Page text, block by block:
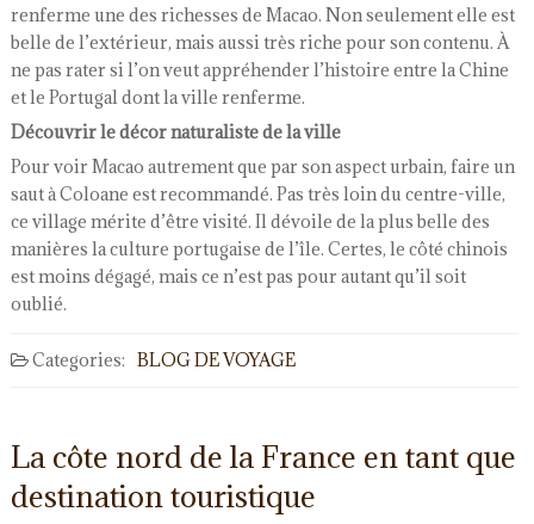
renferme une des richesses de Macao. Non seulement elle est
belle de l’extérieur, mais aussi très riche pour son contenu. À
ne pas rater si l’on veut appréhender l’histoire entre la Chine
et le Portugal dont la ville renferme.
Découvrir le décor naturaliste de la ville
Pour voir Macao autrement que par son aspect urbain, faire un
saut à Coloane est recommandé. Pas très loin du centre-ville,
ce village mérite d’être visité. Il dévoile de la plus belle des
manières la culture portugaise de l’île. Certes, le côté chinois
est moins dégagé, mais ce n’est pas pour autant qu’il soit
oublié.
Categories: BLOG DE VOYAGE
La côte nord de la France en tant que
destination touristique